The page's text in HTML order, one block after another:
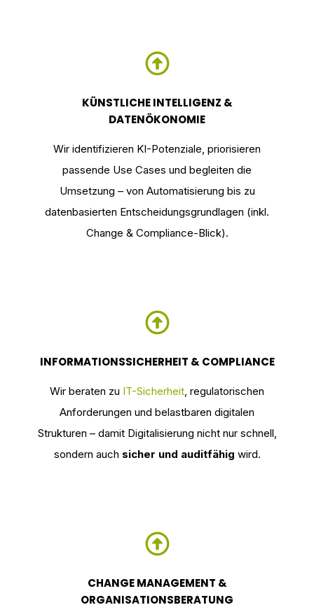
KÜNSTLICHE INTELLIGENZ &
DATENÖKONOMIE
Wir identifizieren KI-Potenziale, priorisieren
passende Use Cases und begleiten die
Umsetzung – von Automatisierung bis zu
datenbasierten Entscheidungsgrundlagen (inkl.
Change & Compliance-Blick).
INFORMATIONSSICHERHEIT & COMPLIANCE
Wir beraten zu IT-Sicherheit , regulatorischen
Anforderungen und belastbaren digitalen
Strukturen – damit Digitalisierung nicht nur schnell,
sondern auch sicher und auditfähig wird.
CHANGE MANAGEMENT &
ORGANISATIONSBERATUNG